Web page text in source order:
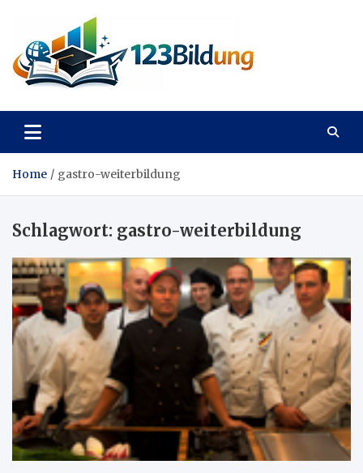
content
123Bildung
Home gastro-weiterbildung
Schlagwort: gastro-weiterbildung